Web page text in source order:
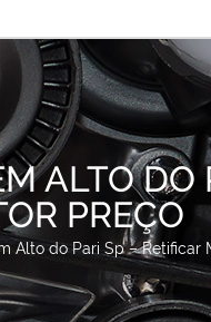
ALTO DO
PREÇO
Alto do Pari Sp – Retificar